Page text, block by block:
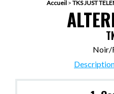
Accueil > TKS JUST
Noir/